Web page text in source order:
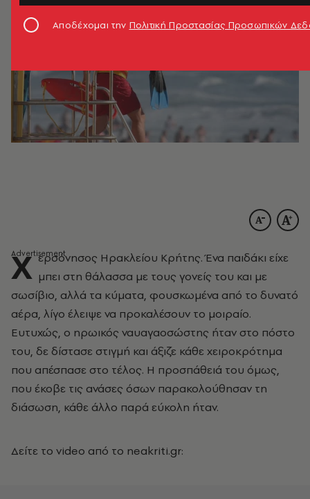
Χ ερσόνησος Ηρακλείου Κρήτης. Ένα παιδάκι είχε
μπει στη θάλασσα με τους γονείς του και με
σωσίβιο, αλλά τα κύματα, φουσκωμένα από το δυνατό
αέρα, λίγο έλειψε να προκαλέσουν το μοιραίο.
Ευτυχώς, ο ηρωικός ναυαγαοσώστης ήταν στο πόστο
του, δε δίστασε στιγμή και άξιζε κάθε χειροκρότημα
που απέσπασε στο τέλος. Η προσπάθειά του όμως,
που έκοβε τις ανάσες όσων παρακολούθησαν τη
διάσωση, κάθε άλλο παρά εύκολη ήταν.
Δείτε το video από το neakriti.gr:
Αποδέχομαι την Πολιτική Προστασίας Προσωπικών